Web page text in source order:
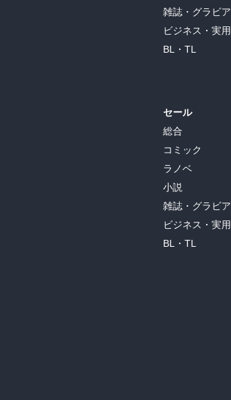
雑誌・グラビア
ビジネス・実用
BL・TL
セール
総合
コミック
ラノベ
小説
雑誌・グラビア
ビジネス・実用
BL・TL